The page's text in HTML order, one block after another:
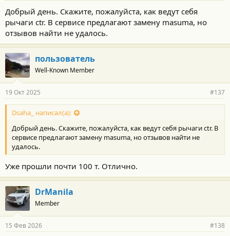
Добрый день. Скажите, пожалуйста, как ведут себя
рычаги ctr. В сервисе предлагают замену masuma, но
отзывов найти не удалось.
пользователь
Well-Known Member
19 Окт 2025 #137
Dsaha_ написал(а):
Добрый день. Скажите, пожалуйста, как ведут себя рычаги ctr. В
сервисе предлагают замену masuma, но отзывов найти не
удалось.
Уже прошли почти 100 т. Отлично.
DrManila
Member
15 Фев 2026 #138